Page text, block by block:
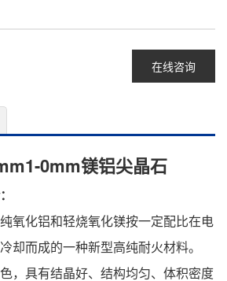
在线咨询
0mm镁铝尖晶石
氧化铝和轻烧氧化镁按一定配比在电
却而成的一种新型高纯耐火材料。
，具有结晶好、结构均匀、体积密度